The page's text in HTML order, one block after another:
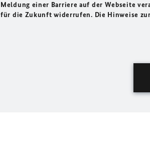
Meldung einer Barriere auf der Webseite
für die Zukunft widerrufen. Die Hinweise